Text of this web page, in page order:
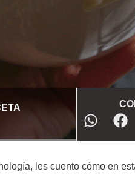
les cuento cómo en